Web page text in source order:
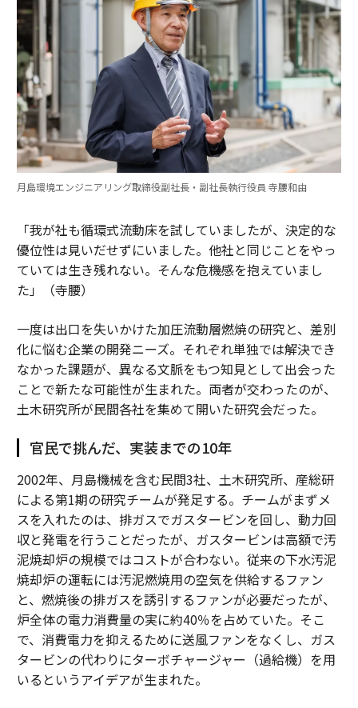
月島環境エンジニアリング取締役副社長・副社長執行役員 寺腰和由
「我が社も循環式流動床を試していましたが、決定的な
優位性は見いだせずにいました。他社と同じことをやっ
ていては生き残れない。そんな危機感を抱えていまし
た」（寺腰）
一度は出口を失いかけた加圧流動層燃焼の研究と、差別
化に悩む企業の開発ニーズ。それぞれ単独では解決でき
なかった課題が、異なる文脈をもつ知見として出会った
ことで新たな可能性が生まれた。両者が交わったのが、
土木研究所が民間各社を集めて開いた研究会だった。
官民で挑んだ、実装までの10年
2002年、月島機械を含む民間3社、土木研究所、産総研
による第1期の研究チームが発足する。チームがまずメ
スを入れたのは、排ガスでガスタービンを回し、動力回
収と発電を行うことだったが、ガスタービンは高額で汚
泥焼却炉の規模ではコストが合わない。従来の下水汚泥
焼却炉の運転には汚泥燃焼用の空気を供給するファン
と、燃焼後の排ガスを誘引するファンが必要だったが、
炉全体の電力消費量の実に約40％を占めていた。そこ
で、消費電力を抑えるために送風ファンをなくし、ガス
タービンの代わりにターボチャージャー（過給機）を用
いるというアイデアが生まれた。